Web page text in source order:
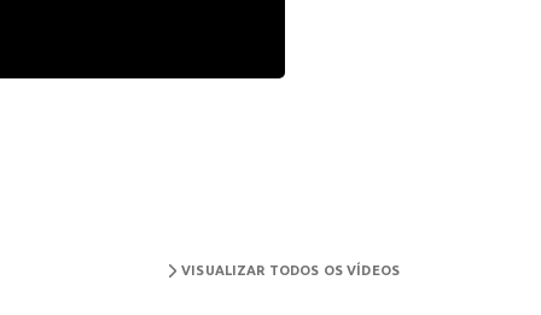
VISUALIZAR TODOS OS VÍDEOS